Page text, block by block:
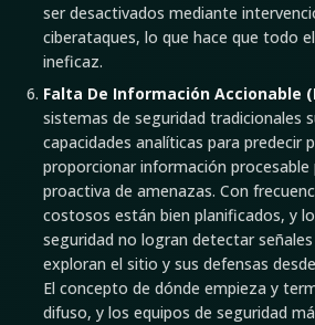
ser desactivados mediante
ciberataques, lo que hace que todo
ineficaz.
Falta De Información Accionable
sistemas de seguridad tradicionales
capacidades analíticas para predecir
proporcionar información
proactiva de amenazas. Con
costosos están bien planificados, y
seguridad no logran detectar
exploran el sitio y sus defensas
El concepto de dónde empieza y
difuso, y los equipos de seguridad